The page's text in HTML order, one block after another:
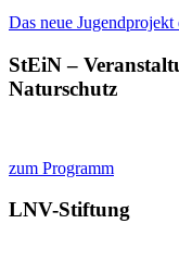
Das neue
StEiN –
Naturschutz
zum Programm
LNV-Stiftung